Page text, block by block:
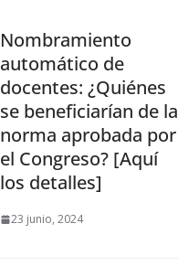
Nombramiento
automático de
docentes: ¿Quiénes
se beneficiarían de la
norma aprobada por
el Congreso? [Aquí
los detalles]
23 junio, 2024